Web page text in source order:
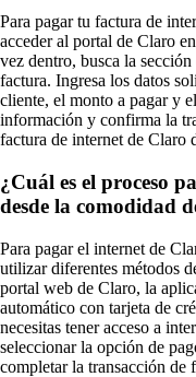
Para pagar tu factura de
acceder al portal de Claro
vez dentro, busca la
factura. Ingresa los datos
cliente, el monto a pagar y
información y confirma la
factura de internet de Claro
¿Cuál es el proceso
desde la comodidad
Para pagar el internet de
utilizar diferentes métodos
portal web de Claro, la
automático con tarjeta de
necesitas tener acceso a
seleccionar la opción de
completar la transacción de